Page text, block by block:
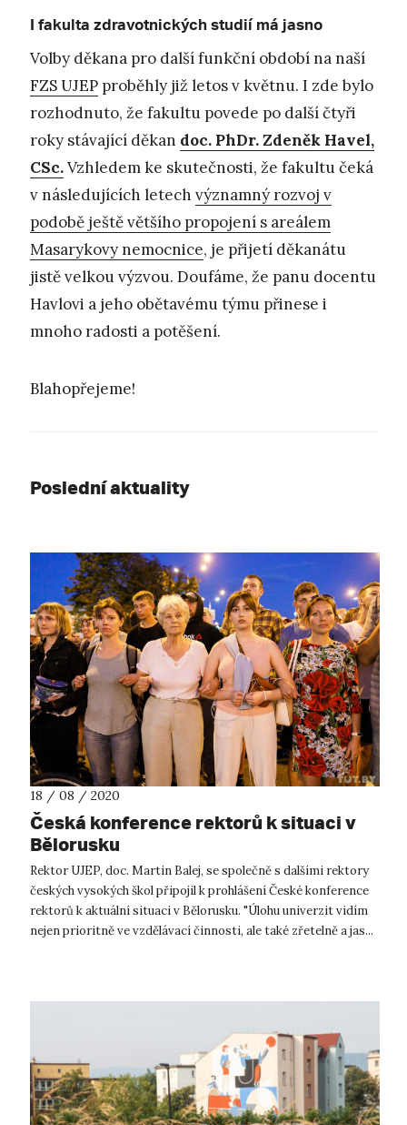
I fakulta zdravotnických studií má jasno
Volby děkana pro další funkční období na naší
FZS UJEP proběhly již letos v květnu. I zde bylo
rozhodnuto, že fakultu povede po další čtyři
roky stávající děkan doc. PhDr. Zdeněk Havel,
CSc.Vzhledem ke skutečnosti, že fakultu čeká
v následujících letech významný rozvoj v
podobě ještě většího propojení s areálem
Masarykovy nemocnice, je přijetí děkanátu
jistě velkou výzvou. Doufáme, že panu docentu
Havlovi a jeho obětavému týmu přinese i
mnoho radosti a potěšení.
Blahopřejeme!
Poslední aktuality
18 / 08 / 2020
Česká konference rektorů k situaci v
Bělorusku
Rektor UJEP, doc. Martin Balej, se společně s dalšími rektory
českých vysokých škol připojil k prohlášení České konference
rektorů k aktuální situaci v Bělorusku. "Úlohu univerzit vidím
nejen prioritně ve vzdělávací činnosti, ale také zřetelně a jas...